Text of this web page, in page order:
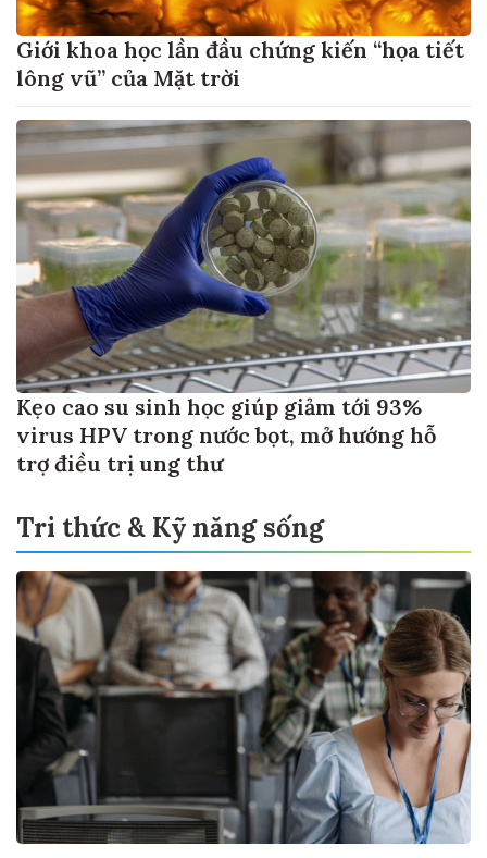
Giới khoa học lần đầu chứng kiến “họa tiết
lông vũ” của Mặt trời
Kẹo cao su sinh học giúp giảm tới 93%
virus HPV trong nước bọt, mở hướng hỗ
trợ điều trị ung thư
Tri thức & Kỹ năng sống